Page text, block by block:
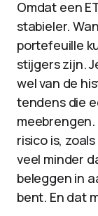
Omdat een
stabieler.
portefeuille
stijgers zijn.
wel van de
tendens die
risico is,
veel minder
beleggen in
bent. En dat